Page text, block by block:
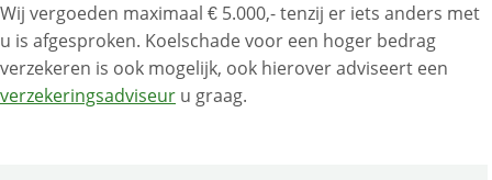
Wij vergoeden maximaal € 5.000,- tenzij er iets anders met
u is afgesproken. Koelschade voor een hoger bedrag
verzekeren is ook mogelijk, ook hierover adviseert een
verzekeringsadviseur u graag.